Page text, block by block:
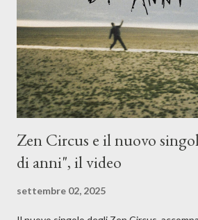
giusta condizione di sopraffazione: "Non
è, di questa estate che...". E' raro fare
cover, ma...
Zen Circus e il nuovo
di anni", il video
settembre 02, 2025